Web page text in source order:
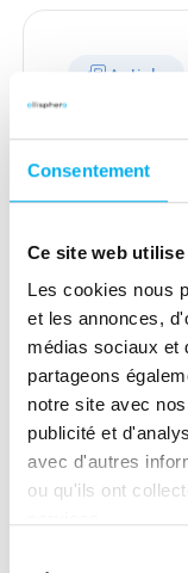
Consentement
Ce site web
Les cookies nous
et les annonces,
médias sociaux et
partageons
notre site avec
publicité et
avec d'autres
ou qu'ils ont
Article
more
increasingly
institutions,
and